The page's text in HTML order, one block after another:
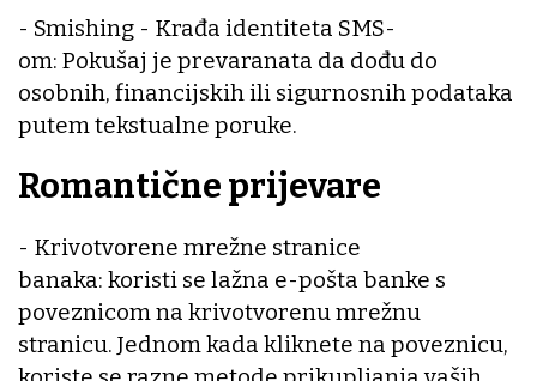
- Smishing - Krađa identiteta SMS-
om: Pokušaj je prevaranata da dođu do
osobnih, financijskih ili sigurnosnih podataka
putem tekstualne poruke.
Romantične prijevare
- Krivotvorene mrežne stranice
banaka: koristi se lažna e-pošta banke s
poveznicom na krivotvorenu mrežnu
stranicu. Jednom kada kliknete na poveznicu,